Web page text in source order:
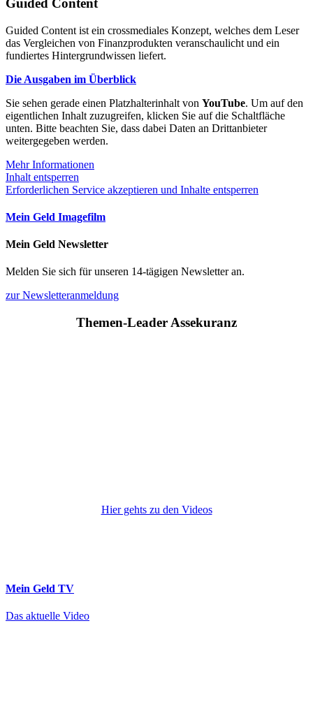
Guided Content
Guided Content ist ein crossmediales Konzept, welches dem Leser
das Vergleichen von Finanzprodukten veranschaulicht und ein
fundiertes Hintergrundwissen liefert.
Die Ausgaben im Überblick
Sie sehen gerade einen Platzhalterinhalt von YouTube. Um auf den
eigentlichen Inhalt zuzugreifen, klicken Sie auf die Schaltfläche
unten. Bitte beachten Sie, dass dabei Daten an Drittanbieter
weitergegeben werden.
Mehr Informationen
Inhalt entsperren
Erforderlichen Service akzeptieren und Inhalte entsperren
Mein Geld Imagefilm
Mein Geld Newsletter
Melden Sie sich für unseren 14-tägigen Newsletter an.
zur Newsletteranmeldung
Themen-Leader Assekuranz
Hier gehts zu den Videos
Mein Geld TV
Das aktuelle Video